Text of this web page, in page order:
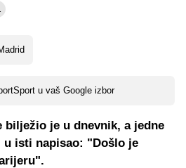
u vaš Google izbor
bilježio je u dnevnik, a jedne
u isti napisao: "Došlo je